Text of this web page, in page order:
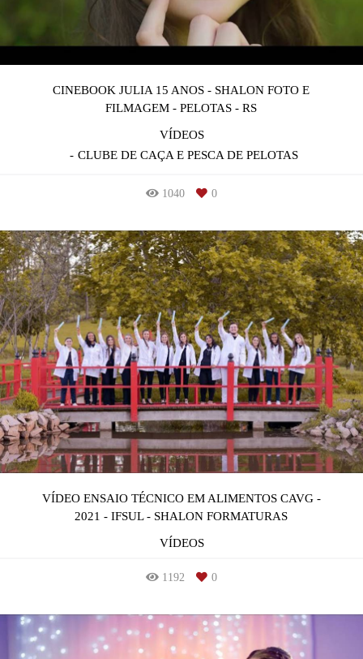
CINEBOOK JULIA 15 ANOS - SHALON FOTO E
FILMAGEM - PELOTAS - RS
VÍDEOS
CLUBE DE CAÇA E PESCA DE PELOTAS
1040 0
VÍDEO ENSAIO TÉCNICO EM ALIMENTOS CAVG -
2021 - IFSUL - SHALON FORMATURAS
VÍDEOS
1192 0